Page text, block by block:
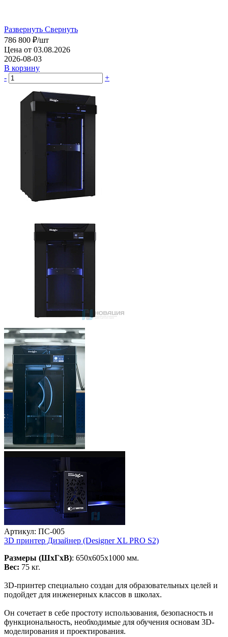
Развернуть Свернуть
786 800 ₽/шт
Цена от 03.08.2026
2026-08-03
В корзину
-
+
Артикул: ПС-005
3D принтер Дизайнер (Designer XL PRO S2)
Размеры (ШхГхВ): 650х605х1000 мм.
Вес: 75 кг.
3D-принтер специально создан для образовательных целей и
подойдет для инженерных классов в школах.
Он сочетает в себе простоту использования, безопасность и
функциональность, необходимые для обучения основам 3D-
моделирования и проектирования.